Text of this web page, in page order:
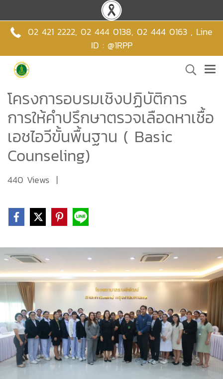
02 421 2222, 02 444 0138, 02 444 0163 , Line
ID : @1RPP
โครงการอบรมเชิงปฏิบัติการ
การให้คำปรึกษาตรวจเลือดหาเชื้อ
เอชไอวีขั้นพื้นฐาน ( Basic
Counseling)
440 Views |